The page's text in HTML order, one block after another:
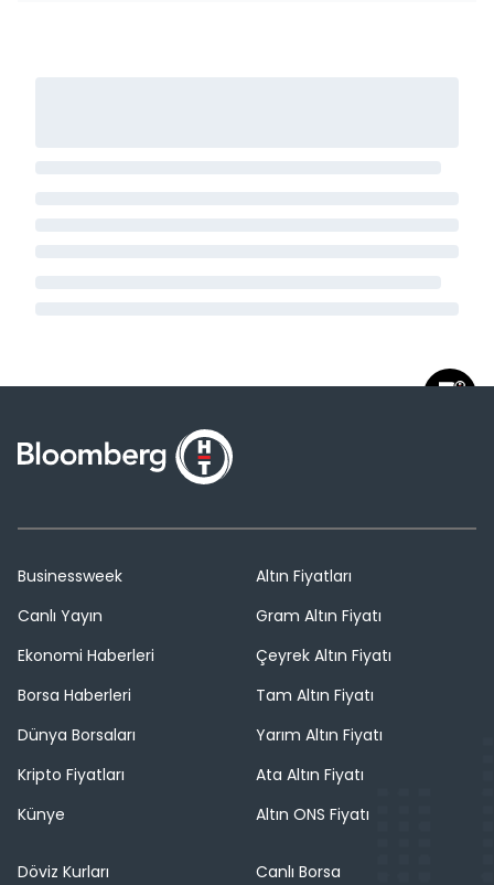
Businessweek
Canlı Yayın
Ekonomi Haberleri
Borsa Haberleri
Dünya Borsaları
Kripto Fiyatları
Künye
Altın Fiyatları
Gram Altın Fiyatı
Çeyrek Altın Fiyatı
Tam Altın Fiyatı
Yarım Altın Fiyatı
Ata Altın Fiyatı
Altın ONS Fiyatı
Döviz Kurları
Canlı Borsa